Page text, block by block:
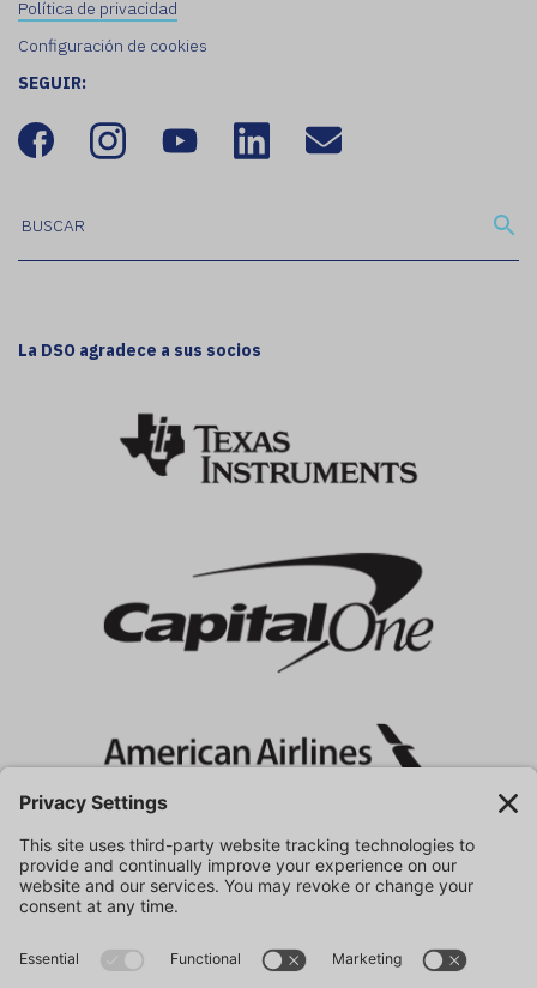
Política de privacidad
Configuración de cookies
SEGUIR:
La DSO agradece a sus socios